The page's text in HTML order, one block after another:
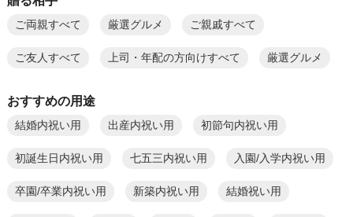
ご両親すべて 厳選グルメ ご親戚すべて
ご友人すべて 上司・年配の方向けすべて 厳選グルメ
おすすめの用途
結婚内祝い用 出産内祝い用 初節句内祝い用
初誕生日内祝い用 七五三内祝い用 入園/入学内祝い用
卒園/卒業内祝い用 新築内祝い用 結婚祝い用